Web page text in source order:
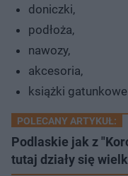
doniczki,
podłoża,
nawozy,
akcesoria,
książki
POLECANY ARTYKUŁ:
Podlaskie jak z
tutaj działy się